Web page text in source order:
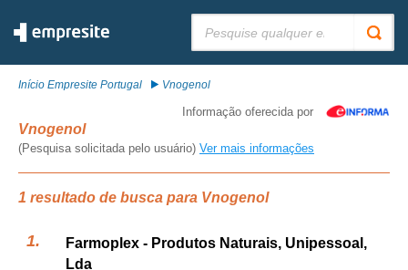
Início Empresite Portugal Vnogenol
Informação oferecida por
Vnogenol
(Pesquisa solicitada pelo usuário) Ver mais informações
1 resultado de busca para Vnogenol
Farmoplex - Produtos Naturais, Unipessoal,
Lda